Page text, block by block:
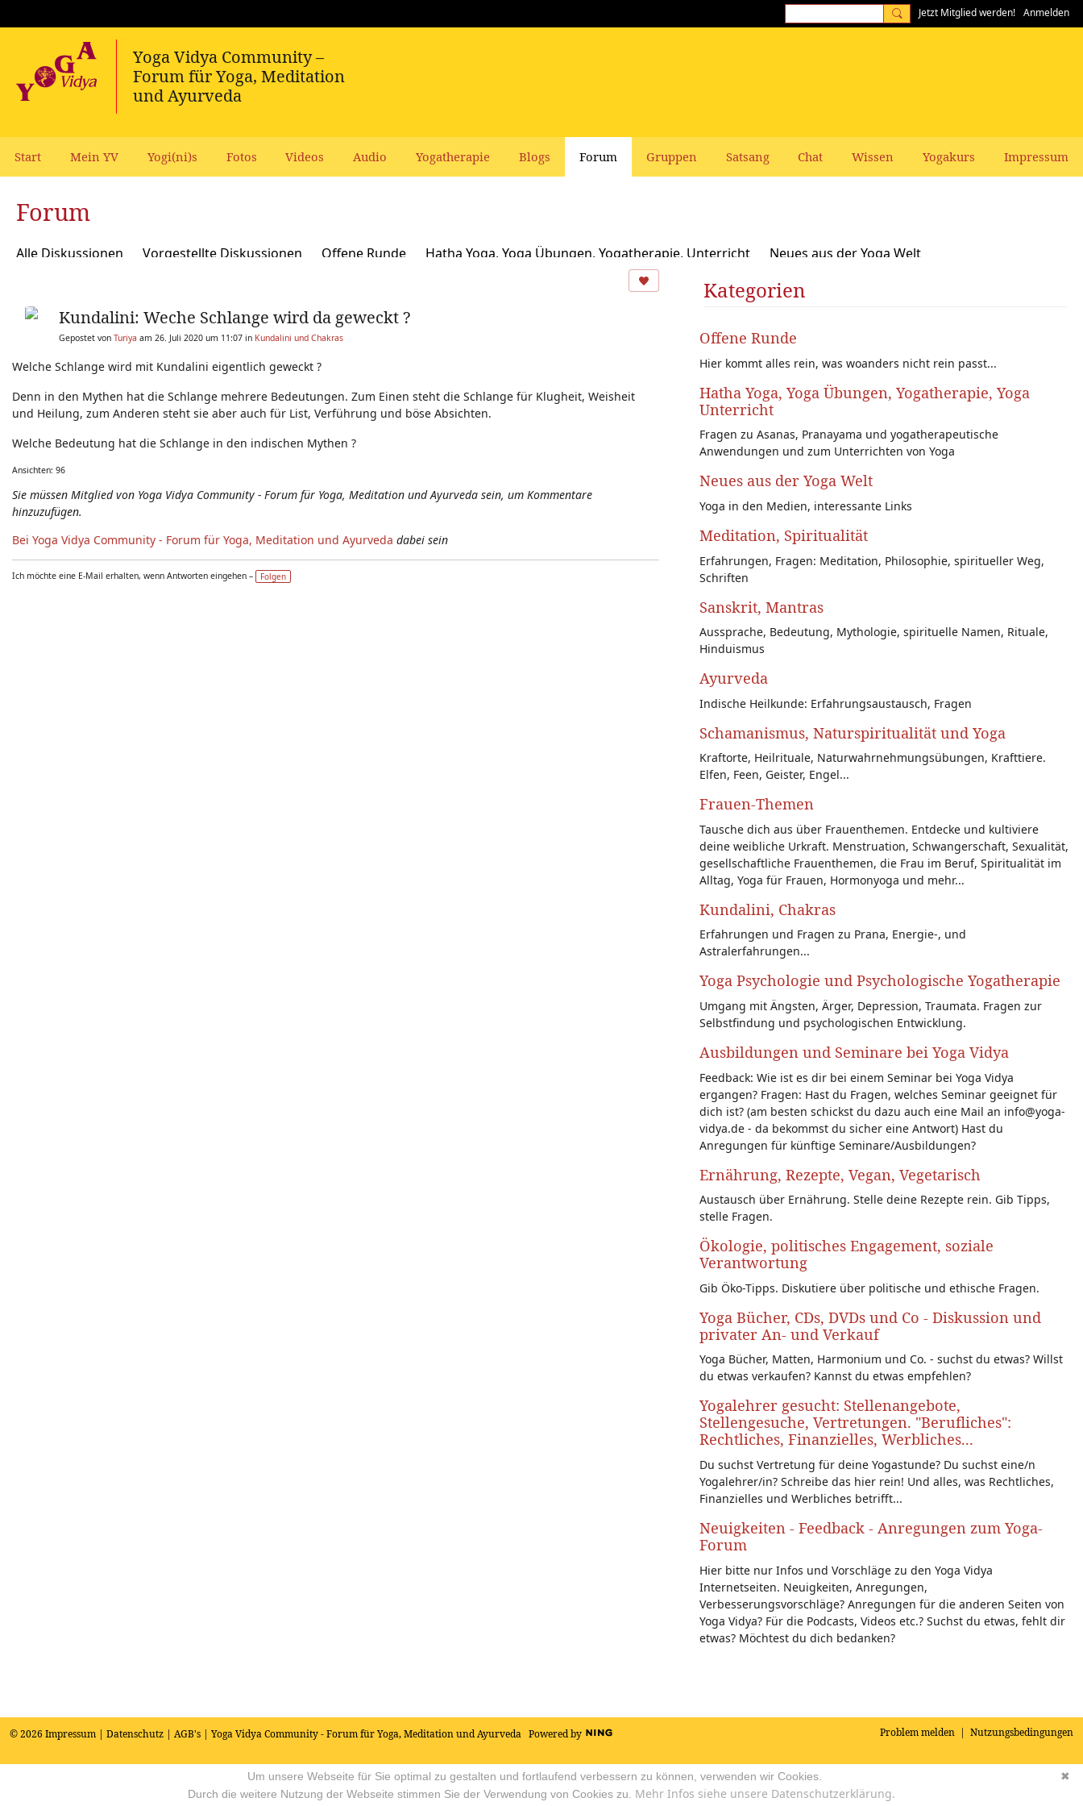
Jetzt Mitglied werden! Anmelden
Start Mein YV Yogi(ni)s Fotos Videos Audio Yogatherapie Blogs Forum Gruppen Satsang Chat Wissen Yogakurs Impressum
Forum
Alle Diskussionen Vorgestellte Diskussionen Offene Runde Hatha Yoga, Yoga Übungen, Yogatherapie, Unterricht
Neues aus der Yoga Welt
Schamanismus, Naturspiritualität und Yoga Frauen-Themen
Yoga Psychologie und Psychologische Yogatherapie
Ausbildungen und Seminare bei Yoga Vidya
Kundalini: Weche Schlange wird da geweckt ?
Gepostet von Turiya am 26. Juli 2020 um 11:07 in Kundalini und Chakras
Welche Schlange wird mit Kundalini eigentlich geweckt ?
Denn in den Mythen hat die Schlange mehrere Bedeutungen. Zum Einen steht die Schlange für Klugheit, Weisheit
und Heilung, zum Anderen steht sie aber auch für List, Verführung und böse Absichten.
Welche Bedeutung hat die Schlange in den indischen Mythen ?
Ansichten: 96
Sie müssen Mitglied von Yoga Vidya Community - Forum für Yoga, Meditation und Ayurveda sein, um Kommentare
hinzuzufügen.
Bei Yoga Vidya Community - Forum für Yoga, Meditation und Ayurveda dabei sein
Ich möchte eine E-Mail erhalten, wenn Antworten eingehen – Folgen
Kategorien
Offene Runde
Hier kommt alles rein, was woanders nicht rein passt...
Hatha Yoga, Yoga Übungen, Yogatherapie, Yoga
Unterricht
Fragen zu Asanas, Pranayama und yogatherapeutische
Anwendungen und zum Unterrichten von Yoga
Neues aus der Yoga Welt
Yoga in den Medien, interessante Links
Meditation, Spiritualität
Erfahrungen, Fragen: Meditation, Philosophie, spiritueller Weg,
Schriften
Sanskrit, Mantras
Aussprache, Bedeutung, Mythologie, spirituelle Namen, Rituale,
Hinduismus
Ayurveda
Indische Heilkunde: Erfahrungsaustausch, Fragen
Schamanismus, Naturspiritualität und Yoga
Kraftorte, Heilrituale, Naturwahrnehmungsübungen, Krafttiere.
Elfen, Feen, Geister, Engel...
Frauen-Themen
Tausche dich aus über Frauenthemen. Entdecke und kultiviere
deine weibliche Urkraft. Menstruation, Schwangerschaft, Sexualität,
gesellschaftliche Frauenthemen, die Frau im Beruf, Spiritualität im
Alltag, Yoga für Frauen, Hormonyoga und mehr...
Kundalini, Chakras
Erfahrungen und Fragen zu Prana, Energie-, und
Astralerfahrungen...
Yoga Psychologie und Psychologische Yogatherapie
Umgang mit Ängsten, Ärger, Depression, Traumata. Fragen zur
Selbstfindung und psychologischen Entwicklung.
Ausbildungen und Seminare bei Yoga Vidya
Feedback: Wie ist es dir bei einem Seminar bei Yoga Vidya
ergangen? Fragen: Hast du Fragen, welches Seminar geeignet für
dich ist? (am besten schickst du dazu auch eine Mail an info@yoga-
vidya.de - da bekommst du sicher eine Antwort) Hast du
Anregungen für künftige Seminare/Ausbildungen?
Ernährung, Rezepte, Vegan, Vegetarisch
Austausch über Ernährung. Stelle deine Rezepte rein. Gib Tipps,
stelle Fragen.
Ökologie, politisches Engagement, soziale
Verantwortung
Gib Öko-Tipps. Diskutiere über politische und ethische Fragen.
Yoga Bücher, CDs, DVDs und Co - Diskussion und
privater An- und Verkauf
Yoga Bücher, Matten, Harmonium und Co. - suchst du etwas? Willst
du etwas verkaufen? Kannst du etwas empfehlen?
Yogalehrer gesucht: Stellenangebote,
Stellengesuche, Vertretungen. "Berufliches":
Rechtliches, Finanzielles, Werbliches...
Du suchst Vertretung für deine Yogastunde? Du suchst eine/n
Yogalehrer/in? Schreibe das hier rein! Und alles, was Rechtliches,
Finanzielles und Werbliches betrifft...
Neuigkeiten - Feedback - Anregungen zum Yoga-
Forum
Hier bitte nur Infos und Vorschläge zu den Yoga Vidya
Internetseiten. Neuigkeiten, Anregungen,
Verbesserungsvorschläge? Anregungen für die anderen Seiten von
Yoga Vidya? Für die Podcasts, Videos etc.? Suchst du etwas, fehlt dir
etwas? Möchtest du dich bedanken?
Problem melden | Nutzungsbedingungen
© 2026 Impressum | Datenschutz | AGB's | Yoga Vidya Community - Forum für Yoga, Meditation und Ayurveda Powered by
✖
Um unsere Webseite für Sie optimal zu gestalten und fortlaufend verbessern zu können, verwenden wir Cookies.
Durch die weitere Nutzung der Webseite stimmen Sie der Verwendung von Cookies zu. Mehr Infos siehe unsere Datenschutzerklärung.